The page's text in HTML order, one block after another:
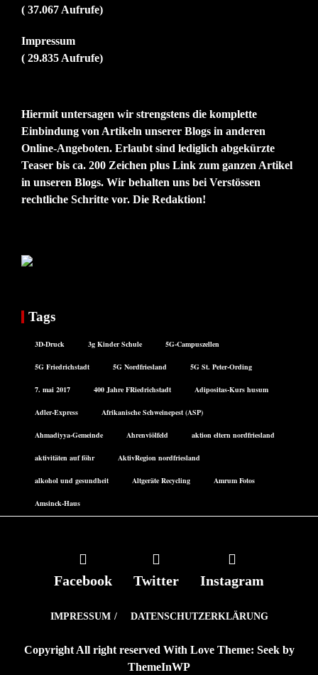
( 37.067 Aufrufe)
Impressum
( 29.835 Aufrufe)
Hiermit untersagen wir strengstens die komplette
Einbindung von Artikeln unserer Blogs in anderen
Online-Angeboten. Erlaubt sind lediglich abgekürzte
Teaser bis ca. 200 Zeichen plus Link zum ganzen Artikel
in unseren Blogs. Wir behalten uns bei Verstössen
rechtliche Schritte vor. Die Redaktion!
Tags
3D-Druck 3g Kinder Schule 5G-Campuszellen
5G Friedrichstadt 5G Nordfriesland 5G St. Peter-Ording
7. mai 2017 400 Jahre FRiedrichstadt Adipositas-Kurs husum
Adler-Express Afrikanische Schweinepest (ASP)
Ahmadiyya-Gemeinde Ahrenviölfeld aktion eltern nordfriesland
aktivitäten auf föhr AktivRegion nordfriesland
alkohol und gesundheit Altgeräte Recycling Amrum Fotos
Amsinck-Haus
Facebook Twitter Instagram
IMPRESSUM DATENSCHUTZERKLÄRUNG
Copyright All right reserved With Love Theme: Seek by
ThemeInWP